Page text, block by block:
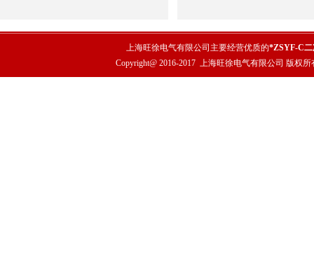
上海旺徐电气有限公司主要经营优质的*ZSYF-C二
Copyright@ 2016-2017 上海旺徐电气有限公司 版权